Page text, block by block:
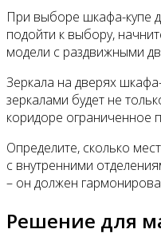
При выборе шкафа-купе
подойти к выбору,
модели с раздвижными
Зеркала на дверях
зеркалами будет не
коридоре ограниченное
Определите, сколько
с внутренними
– он должен
Решение для